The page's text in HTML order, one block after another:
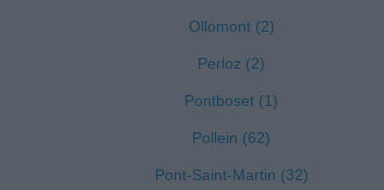
Ollomont (2)
Perloz (2)
Pontboset (1)
Pollein (62)
Pont-Saint-Martin (32)